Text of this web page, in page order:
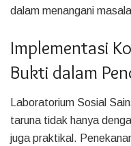
dalam menangani
Implementasi
Bukti dalam
Laboratorium Sosial
taruna tidak hanya
juga praktikal.